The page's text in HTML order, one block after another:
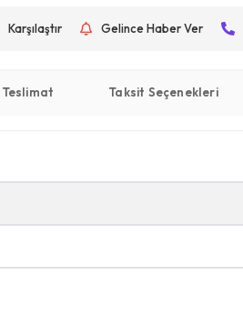
Karşılaştır Gelince Haber Ver
Taksit Seçenekleri